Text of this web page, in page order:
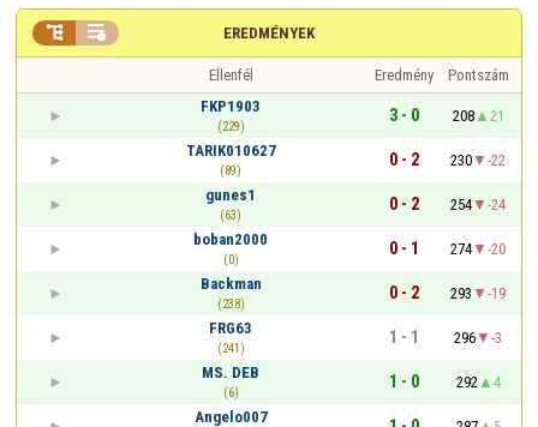
EREDMÉNYEK
 
Ellenfél Eredmény
Pontszám
FKP1903
(229)
3 - 0 208
21
TARIK010627
(89)
0 - 2 230
-22
gunes1
(63)
0 - 2 254
-24
boban2000
(0)
0 - 1 274
-20
Backman
(238)
0 - 2 293
-19
FRG63
(241)
1 - 1 296
-3
MS. DEB
(6)
1 - 0 292
4
Angelo007